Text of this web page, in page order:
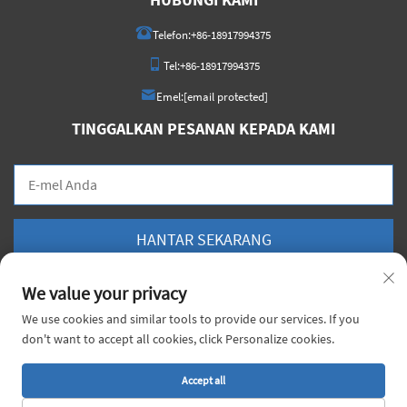
Telefon:+86-18917994375
Tel:+86-18917994375
Emel:[email protected]
TINGGALKAN PESANAN KEPADA KAMI
HANTAR SEKARANG
We value your privacy
We use cookies and similar tools to provide our services. If you
don't want to accept all cookies, click Personalize cookies.
Accept all